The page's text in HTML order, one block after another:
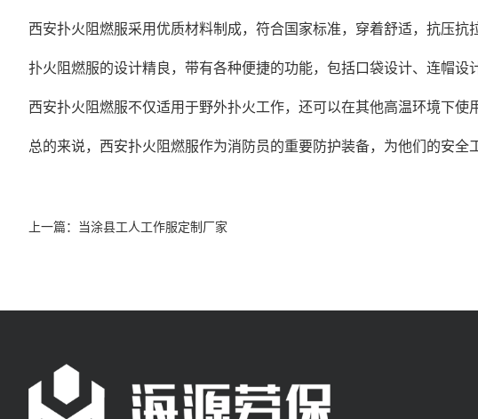
西安扑火阻燃服采用优质材料制成，符合国家标准，穿着舒适，抗压抗
扑火阻燃服的设计精良，带有各种便捷的功能，包括口袋设计、连帽设
西安扑火阻燃服不仅适用于野外扑火工作，还可以在其他高温环境下使
总的来说，西安扑火阻燃服作为消防员的重要防护装备，为他们的安
上一篇： 当涂县工人工作服定制厂家